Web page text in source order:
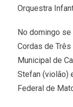
Orquestra
No domingo
Cordas de
Municipal de
Stefan (violão)
Federal de